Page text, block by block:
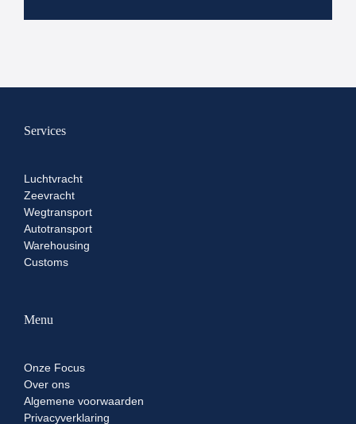
Services
Luchtvracht
Zeevracht
Wegtransport
Autotransport
Warehousing
Customs
Menu
Onze Focus
Over ons
Algemene voorwaarden
Privacyverklaring